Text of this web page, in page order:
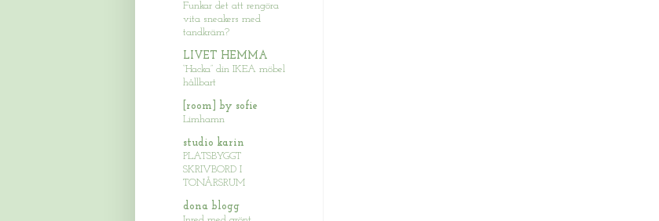
Funkar det att rengöra
vita sneakers med
tandkräm?
LIVET HEMMA
“Hacka” din IKEA möbel
hållbart
[room] by sofie
Limhamn
studio karin
PLATSBYGGT
SKRIVBORD I
TONÅRSRUM
dona blogg